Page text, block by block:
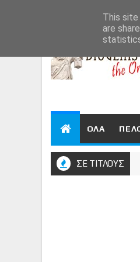
ΟΛΑ
ΣΕ ΤΙΤΛΟΥΣ
This
are